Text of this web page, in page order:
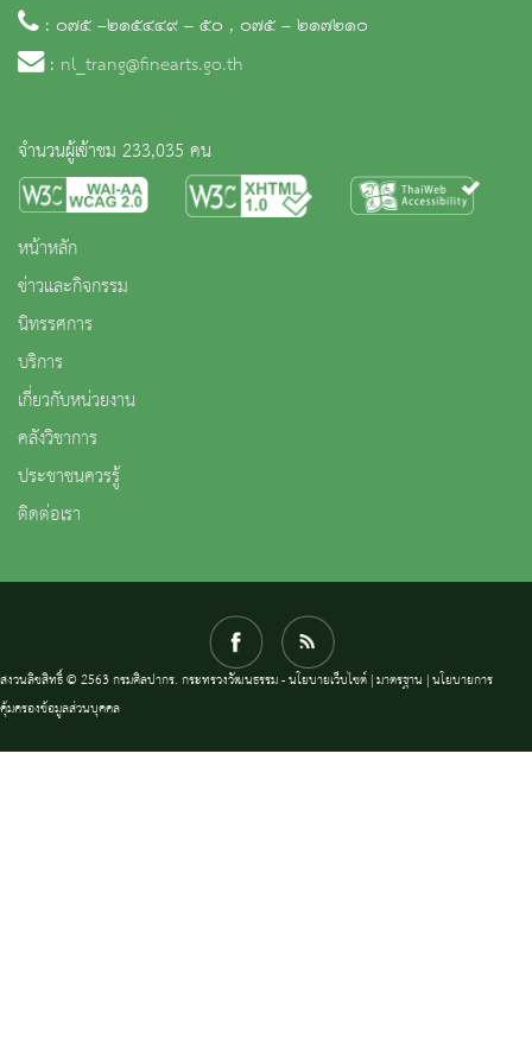
: ๐๗๕ –๒๑๕๔๔๙ – ๕๐ , ๐๗๕ – ๒๑๗๒๑๐
: nl_trang@finearts.go.th
จำนวนผู้เข้าชม 233,035 คน
หน้าหลัก
ข่าวและกิจกรรม
นิทรรศการ
บริการ
เกี่ยวกับหน่วยงาน
คลังวิชาการ
ประชาชนควรรู้
ติดต่อเรา
สงวนลิขสิทธิ์ © 2563 กรมศิลปากร. กระทรวงวัฒนธรรม -นโยบายเว็บไซต์|มาตรฐาน |นโยบายการ
คุ้มครองข้อมูลส่วนบุคคล